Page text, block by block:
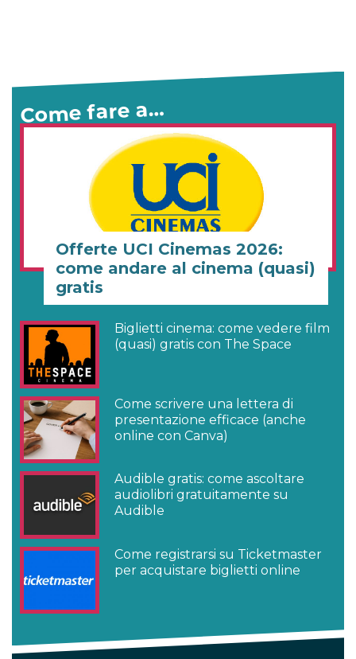
Come fare a…
Offerte UCI Cinemas 2026:
come andare al cinema (quasi)
gratis
Biglietti cinema: come vedere film
(quasi) gratis con The Space
Come scrivere una lettera di
presentazione efficace (anche
online con Canva)
Audible gratis: come ascoltare
audiolibri gratuitamente su
Audible
Come registrarsi su Ticketmaster
per acquistare biglietti online